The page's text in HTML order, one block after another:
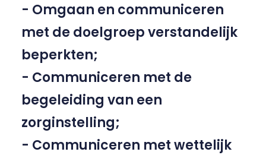
- Omgaan en communiceren
met de doelgroep verstandelijk
beperkten;
- Communiceren met de
begeleiding van een
zorginstelling;
- Communiceren met wettelijk